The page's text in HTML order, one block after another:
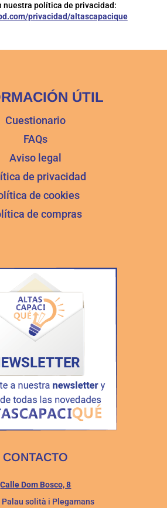
nuestra política de privacidad:
privacidad/altascapacique
ÚTIL
Cuestionario
FAQs
Aviso legal
de privacidad
de cookies
de compras
CONTACTO
Calle Dom Bosco, 8
Palau solità i Plegamans